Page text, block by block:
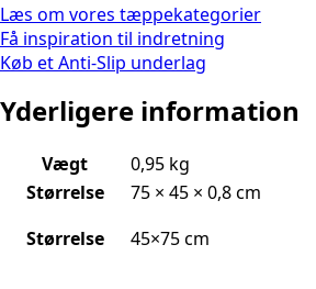
Læs om vores tæppekategorier
Få inspiration til indretning
Køb et Anti-Slip underlag
Yderligere information
Vægt
0,95 kg
Størrelse
75 × 45 × 0,8 cm
Størrelse
45×75 cm